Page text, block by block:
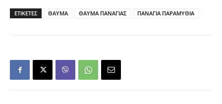
ΕΤΙΚΕΤΕΣ ΘΑΥΜΑ ΘΑΥΜΑ ΠΑΝΑΓΙΑΣ ΠΑΝΑΓΙΑ ΠΑΡΑΜΥΘΙΑ